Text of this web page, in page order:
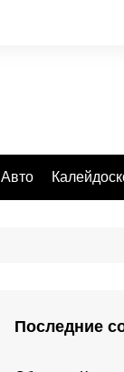
Авто
Последние